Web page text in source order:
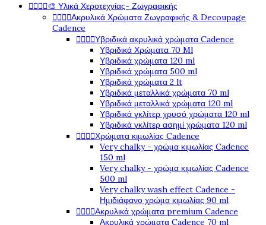
🎨 Υλικά Χεροτεχνίας- Ζωγραφικής
Ακρυλικά Χρώματα Ζωγραφικής & Decoupage
Cadence
Υβριδικά ακρυλικά χρώματα Cadence
Υβριδικά Χρώματα 70 Ml
Υβριδικά χρώματα 120 ml
Υβριδικά χρώματα 500 ml
Υβριδικά χρώματα 2 lt
Υβριδικά μεταλλικά χρώματα 70 ml
Υβριδικά μεταλλικά χρώματα 120 ml
Υβριδικά γκλίτερ χρυσό χρώματα 120 ml
Υβριδικά γκλίτερ ασημί χρώματα 120 ml
Χρώματα κιμωλίας Cadence
Very chalky - χρώμα κιμωλίας Cadence
150 ml
Very chalky - χρώμα κιμωλίας Cadence
500 ml
Very chalky wash effect Cadence -
Ημιδιάφανο χρώμα κιμωλίας 90 ml
Ακρυλικά χρώματα premium Cadence
Ακρυλικά χρώματα Cadence 70 ml